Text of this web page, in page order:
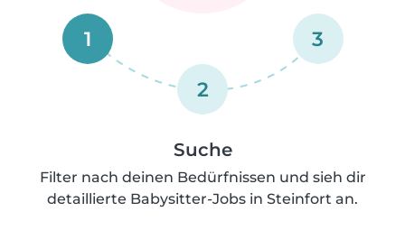
1
2
3
Suche
Filter nach deinen Bedürfnissen und sieh dir
detaillierte Babysitter-Jobs in Steinfort an.